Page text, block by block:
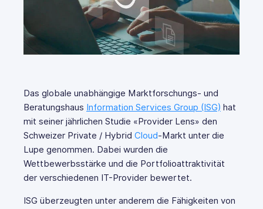
Das globale unabhängige Marktforschungs- und
Beratungshaus Information Services Group (ISG) hat
mit seiner jährlichen Studie «Provider Lens» den
Schweizer Private / Hybrid Cloud-Markt unter die
Lupe genommen. Dabei wurden die
Wettbewerbsstärke und die Portfolioattraktivität
der verschiedenen IT-Provider bewertet.
ISG überzeugten unter anderem die Fähigkeiten von